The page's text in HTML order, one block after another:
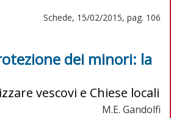
Schede, 15/02/2015, pag. 106
dei minori: la
vescovi e Chiese locali
M.E. Gandolfi